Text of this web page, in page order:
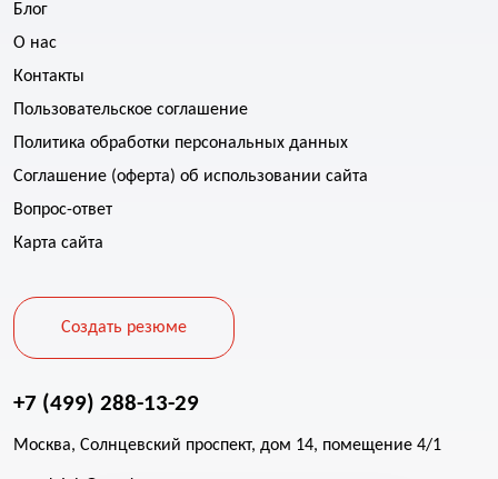
Блог
О нас
Контакты
Пользовательское соглашение
Политика обработки персональных данных
Соглашение (оферта) об использовании сайта
Вопрос-ответ
Карта сайта
Создать резюме
+7 (499) 288-13-29
Москва, Солнцевский проспект, дом 14, помещение 4/1